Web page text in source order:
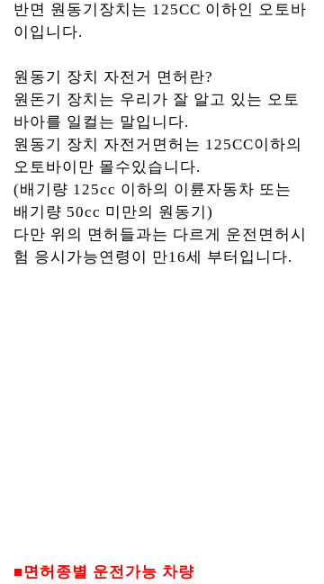
반면 원동기장치는 125CC 이하인 오토바
이입니다.
원동기 장치 자전거 면허란?
원돈기 장치는 우리가 잘 알고 있는 오토
바아를 일컬는 말입니다.
원동기 장치 자전거면허는 125CC이하의
오토바이만 몰수있습니다.
(배기량 125cc 이하의 이륜자동차 또는
배기량 50cc 미만의 원동기)
다만 위의 면허들과는 다르게 운전면허시
험 응시가능연령이 만16세 부터입니다.
■면허종별 운전가능 차량